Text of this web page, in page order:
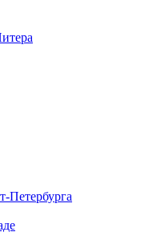
Петербурга